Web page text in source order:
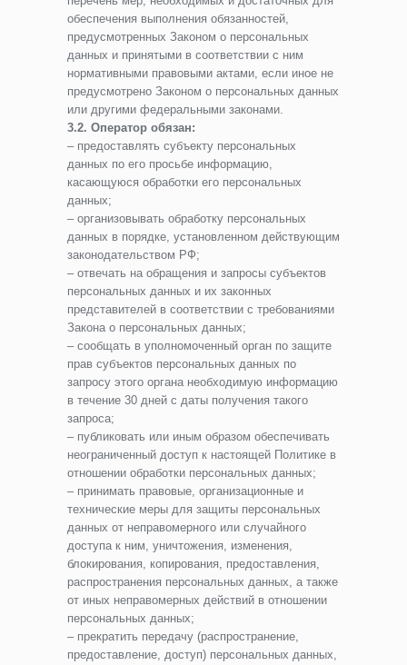
обеспечения выполнения обязанностей,
предусмотренных Законом о персональных
данных и принятыми в соответствии с ним
нормативными правовыми актами, если иное не
предусмотрено Законом о персональных данных
или другими федеральными законами.
3.2. Оператор обязан:
– предоставлять субъекту персональных
данных по его просьбе информацию,
касающуюся обработки его персональных
данных;
– организовывать обработку персональных
данных в порядке, установленном действующим
законодательством РФ;
– отвечать на обращения и запросы субъектов
персональных данных и их законных
представителей в соответствии с требованиями
Закона о персональных данных;
– сообщать в уполномоченный орган по защите
прав субъектов персональных данных по
запросу этого органа необходимую информацию
в течение 30 дней с даты получения такого
запроса;
– публиковать или иным образом обеспечивать
неограниченный доступ к настоящей Политике в
отношении обработки персональных данных;
– принимать правовые, организационные и
технические меры для защиты персональных
данных от неправомерного или случайного
доступа к ним, уничтожения, изменения,
блокирования, копирования, предоставления,
распространения персональных данных, а также
от иных неправомерных действий в отношении
персональных данных;
– прекратить передачу (распространение,
предоставление, доступ) персональных данных,